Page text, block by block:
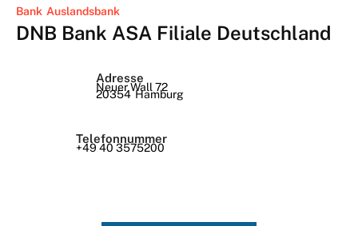
Bank Auslandsbank
DNB Bank ASA Filiale Deutschland
Adresse
Neuer Wall 72
20354 Hamburg
Telefonnummer
+49 40 3575200